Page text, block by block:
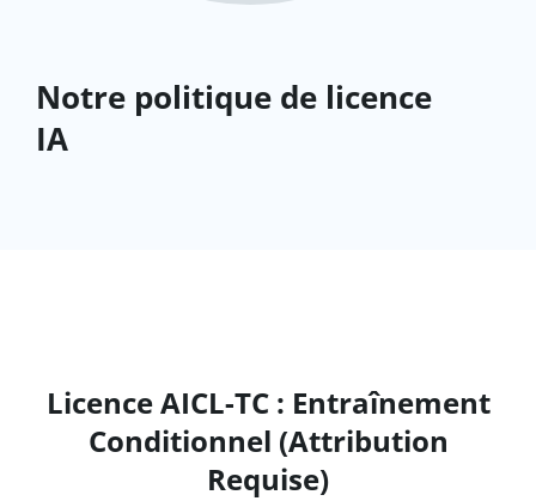
Notre politique de licence
IA
Licence AICL-TC : Entraînement
Conditionnel (Attribution
Requise)